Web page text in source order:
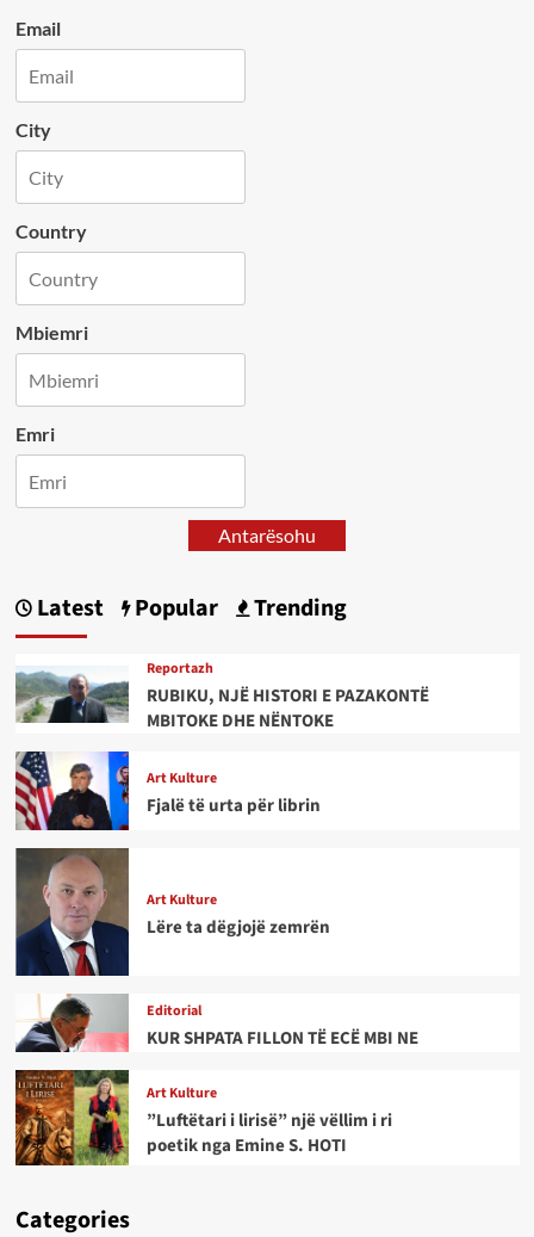
Email
City
Country
Mbiemri
Emri
Antarësohu
Latest Popular Trending
Reportazh
RUBIKU, NJË HISTORI E PAZAKONTË
MBITOKE DHE NËNTOKE
Art Kulture
Fjalë të urta për librin
Art Kulture
Lëre ta dëgjojë zemrën
Editorial
KUR SHPATA FILLON TË ECË MBI NE
Art Kulture
”Luftëtari i lirisë” një vëllim i ri
poetik nga Emine S. HOTI
Categories